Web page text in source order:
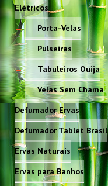
Elétricos
Porta-Velas
Pulseiras
Tabuleiros Ouija
Velas Sem Chama
Defumador Ervas
Defumador Tablet Brasil
Ervas Naturais
Ervas para Banhos